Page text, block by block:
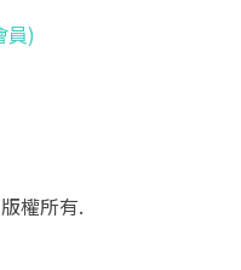
員)
權所有.